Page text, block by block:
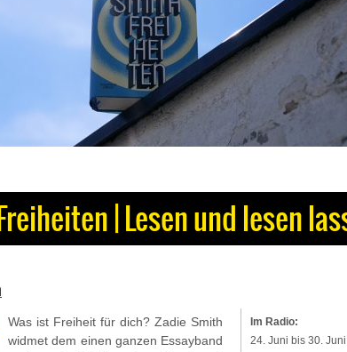
| Lesen und lesen
Im Radio:
24. Juni bis 30.
Was ist Freiheit für dich? Zadie Smith
widmet dem einen ganzen Essayband